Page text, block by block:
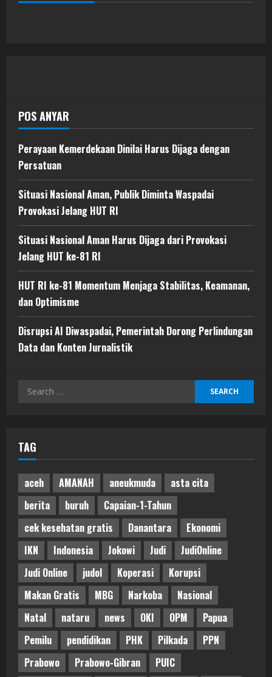
POS ANYAR
Perayaan Kemerdekaan Dinilai Harus Dijaga dengan
Persatuan
Situasi Nasional Aman, Publik Diminta Waspadai
Provokasi Jelang HUT RI
Situasi Nasional Aman Harus Dijaga dari Provokasi
Jelang HUT ke-81 RI
HUT RI ke-81 Momentum Menjaga Stabilitas, Keamanan,
dan Optimisme
Disrupsi AI Diwaspadai, Pemerintah Dorong Perlindungan
Data dan Konten Jurnalistik
Search
TAG
aceh AMANAH aneukmuda
asta cita
berita
buruh
Capaian-1-Tahun
cek kesehatan gratis
Danantara
Ekonomi
IKN
Indonesia Jokowi Judi
JudiOnline
Judi Online
judol Koperasi
Korupsi
Makan Gratis
MBG Narkoba
Nasional
Natal
nataru news OKI OPM
Papua
Pemilu
pendidikan PHK Pilkada
PPN
Prabowo
Prabowo-Gibran PUIC